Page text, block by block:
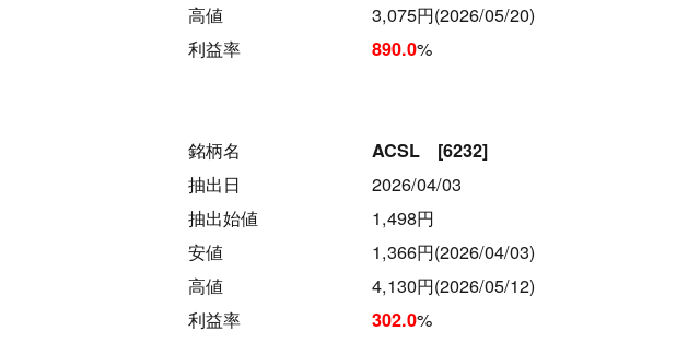
高値
3,075円(2026/05/20)
利益率
890.0%
銘柄名 ACSL [6232]
抽出日
2026/04/03
抽出始値
1,498円
安値
1,366円(2026/04/03)
高値
4,130円(2026/05/12)
利益率
302.0%